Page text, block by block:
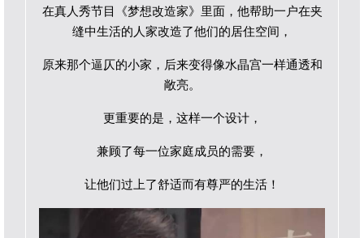
在真人秀节目《梦想改造家》里面，他帮助一户在夹
缝中生活的人家改造了他们的居住空间，
原来那个逼仄的小家，后来变得像水晶宫一样通透和
敞亮。
更重要的是，这样一个设计，
兼顾了每一位家庭成员的需要，
让他们过上了舒适而有尊严的生活！